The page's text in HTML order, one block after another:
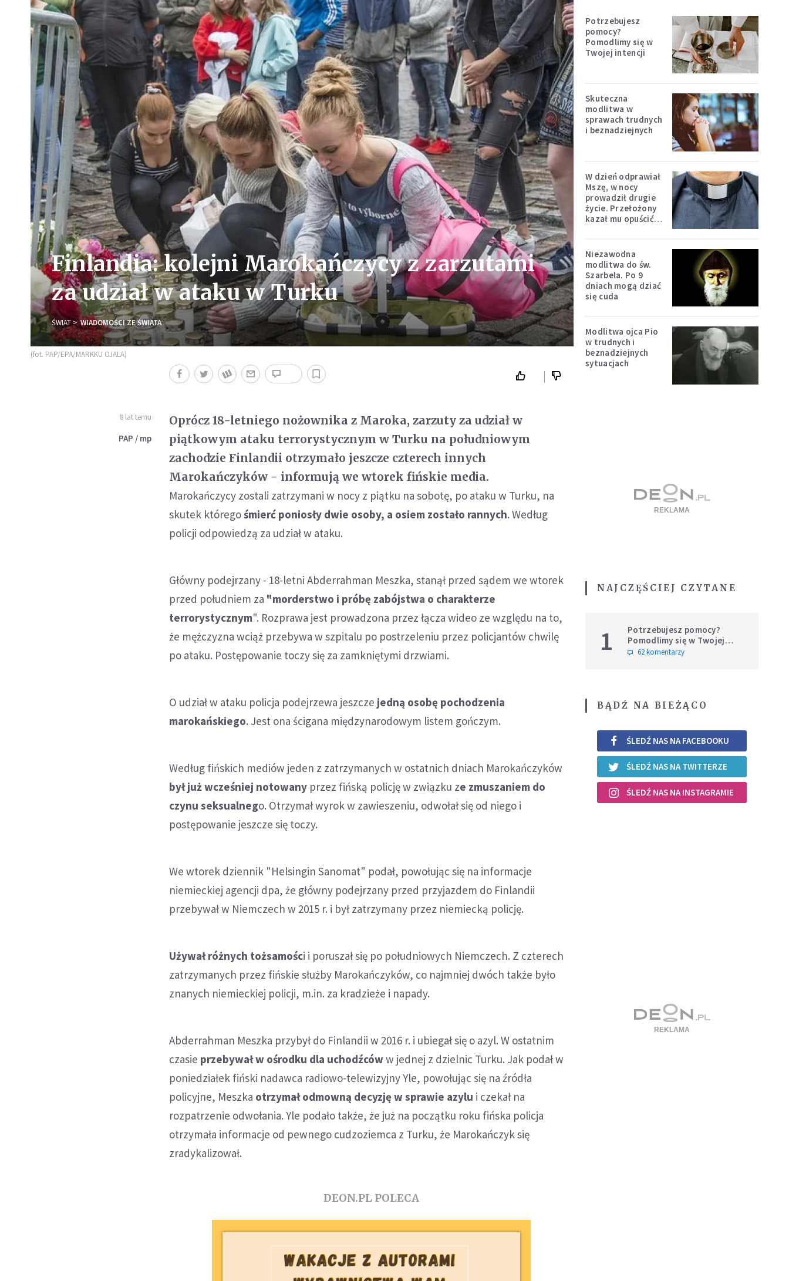
Finlandia: kolejni Marokańczycy z zarzutami
za udział w ataku w Turku
ŚWIAT WIADOMOŚCI ZE ŚWIATA
(fot. PAP/EPA/MARKKU OJALA)
8 lat temu
PAP / mp
Oprócz 18-letniego nożownika z Maroka, zarzuty za udział w
piątkowym ataku terrorystycznym w Turku na południowym
zachodzie Finlandii otrzymało jeszcze czterech innych
Marokańczyków - informują we wtorek fińskie media.
Marokańczycy zostali zatrzymani w nocy z piątku na sobotę, po ataku w Turku, na
skutek któregośmierć poniosły dwie osoby, a osiem zostało rannych. Według
policji odpowiedzą za udział w ataku.
Główny podejrzany - 18-letni Abderrahman Meszka, stanął przed sądem we wtorek
przed południem za "morderstwo i próbę zabójstwa o charakterze
terrorystycznym". Rozprawa jest prowadzona przez łącza wideo ze względu na to,
że mężczyzna wciąż przebywa w szpitalu po postrzeleniu przez policjantów chwilę
po ataku. Postępowanie toczy się za zamkniętymi drzwiami.
O udział w ataku policja podejrzewa jeszcze jedną osobę pochodzenia
marokańskiego. Jest ona ścigana międzynarodowym listem gończym.
Według fińskich mediów jeden z zatrzymanych w ostatnich dniach Marokańczyków
był już wcześniej notowany przez fińską policję w związku ze zmuszaniem do
czynu seksualnego. Otrzymał wyrok w zawieszeniu, odwołał się od niego i
postępowanie jeszcze się toczy.
We wtorek dziennik "Helsingin Sanomat" podał, powołując się na informacje
niemieckiej agencji dpa, że główny podejrzany przed przyjazdem do Finlandii
przebywał w Niemczech w 2015 r. i był zatrzymany przez niemiecką policję.
Używał różnych tożsamości i poruszał się po południowych Niemczech. Z czterech
zatrzymanych przez fińskie służby Marokańczyków, co najmniej dwóch także było
znanych niemieckiej policji, m.in. za kradzieże i napady.
Abderrahman Meszka przybył do Finlandii w 2016 r. i ubiegał się o azyl. W ostatnim
czasie przebywał w ośrodku dla uchodźcóww jednej z dzielnic Turku. Jak podał w
poniedziałek fiński nadawca radiowo-telewizyjny Yle, powołując się na źródła
policyjne, Meszka otrzymał odmowną decyzję w sprawie azylu i czekał na
rozpatrzenie odwołania. Yle podało także, że już na początku roku fińska policja
otrzymała informacje od pewnego cudzoziemca z Turku, że Marokańczyk się
zradykalizował.
DEON.PL POLECA
Potrzebujesz
pomocy?
Pomodlimy się w
Twojej intencji
Skuteczna
modlitwa w
sprawach trudnych
i beznadziejnych
W dzień odprawiał
Mszę, w nocy
prowadził drugie
życie. Przełożony
kazał mu opuścić
Niezawodna
modlitwa do św.
Szarbela. Po 9
dniach mogą dziać
się cuda
Modlitwa ojca Pio
w trudnych i
beznadziejnych
sytuacjach
NAJCZĘŚCIEJ CZYTANE
1
Potrzebujesz pomocy?
Pomodlimy się w Twojej
intencji
62 komentarzy
BĄDŹ NA BIEŻĄCO
ŚLEDŹ NAS NA FACEBOOKU
ŚLEDŹ NAS NA TWITTERZE
ŚLEDŹ NAS NA INSTAGRAMIE